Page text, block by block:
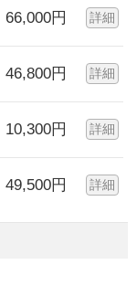
66,000円 詳細
46,800円 詳細
10,300円 詳細
49,500円 詳細